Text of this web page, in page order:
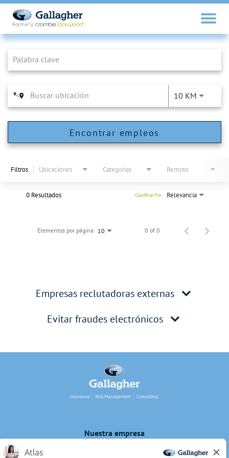
Job Search Page
10 KM
Encontrar empleos
Filtros Ubicaciones Categorías Remoto
0 Resultados Relevancia
Clasificar Por
Elementos por página 10 0 of 0
Empresas reclutadoras externas
Evitar fraudes electrónicos
Nuestra empresa
Privacidad de los candidatos